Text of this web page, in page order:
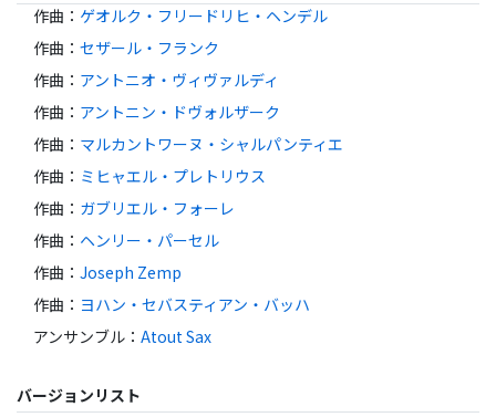
作曲 ： ゲオルク・フリードリヒ・ヘンデル
作曲 ： セザール・フランク
作曲 ： アントニオ・ヴィヴァルディ
作曲 ： アントニン・ドヴォルザーク
作曲 ： マルカントワーヌ・シャルパンティエ
作曲 ： ミヒャエル・プレトリウス
作曲 ： ガブリエル・フォーレ
作曲 ： ヘンリー・パーセル
作曲 ： Joseph Zemp
作曲 ： ヨハン・セバスティアン・バッハ
アンサンブル ： Atout Sax
バージョンリスト